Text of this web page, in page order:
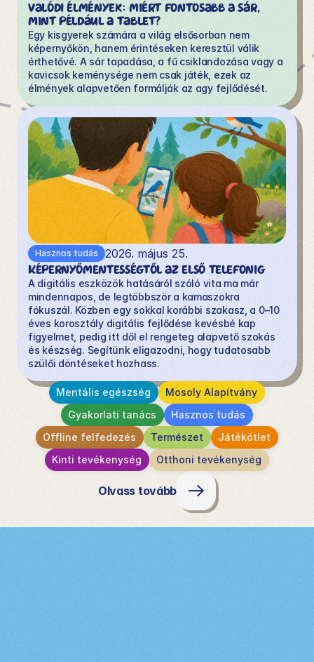
Valódi élmények: miért fontosabb a sár,
mint például a tablet?
Egy kisgyerek számára a világ elsősorban nem
képernyőkön, hanem érintéseken keresztül válik
érthetővé. A sár tapadása, a fű csiklandozása vagy a
kavicsok keménysége nem csak játék, ezek az
élmények alapvetően formálják az agy fejlődését.
Hasznos tudás
2026. május 25.
Képernyőmentességtől az első telefonig
A digitális eszközök hatásáról szóló vita ma már
mindennapos, de legtöbbször a kamaszokra
fókuszál. Közben egy sokkal korábbi szakasz, a 0–10
éves korosztály digitális fejlődése kevésbé kap
figyelmet, pedig itt dől el rengeteg alapvető szokás
és készség. Segítünk eligazodni, hogy tudatosabb
szülői döntéseket hozhass.
Mentális egészség
Mosoly Alapítvány
Gyakorlati tanács
Hasznos tudás
Offline felfedezés
Természet
Játékötlet
Kinti tevékenység
Otthoni tevékenység
Olvass tovább